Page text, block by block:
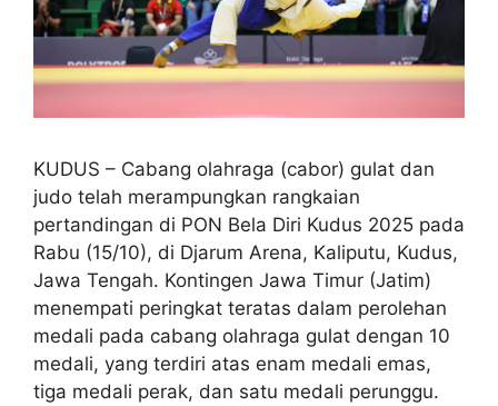
KUDUS – Cabang olahraga (cabor) gulat dan
judo telah merampungkan rangkaian
pertandingan di PON Bela Diri Kudus 2025 pada
Rabu (15/10), di Djarum Arena, Kaliputu, Kudus,
Jawa Tengah. Kontingen Jawa Timur (Jatim)
menempati peringkat teratas dalam perolehan
medali pada cabang olahraga gulat dengan 10
medali, yang terdiri atas enam medali emas,
tiga medali perak, dan satu medali perunggu.